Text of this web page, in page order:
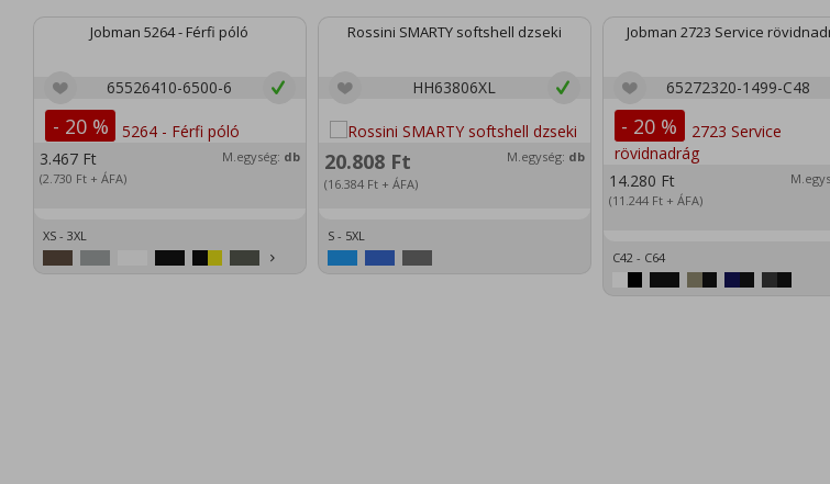
Jobman 5264 - Férfi póló
65526410-6500-6
- 20 %
3.467 Ft
(2.730 Ft + ÁFA)
M.egység: db
XS - 3XL
Rossini SMARTY softshell dzseki
HH63806XL
20.808 Ft
(16.384 Ft+ ÁFA)
M.egység: db
S - 5XL
Jobman 2723 Service
65272320-1499-C48
- 20 %
14.280 Ft
(11.244 Ft+ ÁFA)
C42 - C64